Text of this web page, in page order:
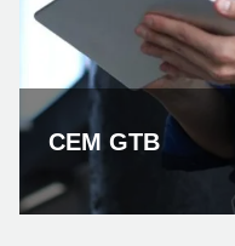
CEM GTB
…